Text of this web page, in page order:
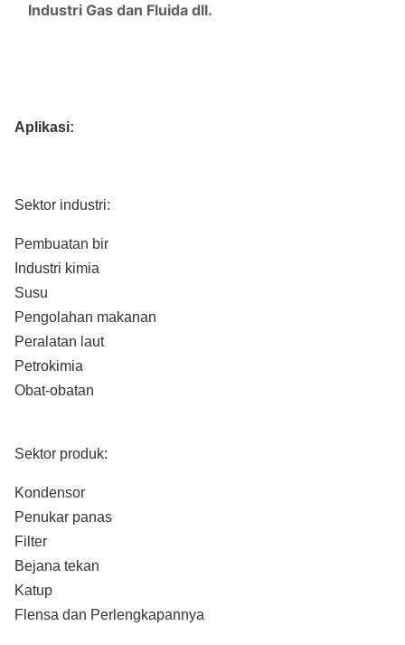
Industri Gas dan Fluida dll.
Aplikasi:
Sektor industri:
Pembuatan bir
Industri kimia
Susu
Pengolahan makanan
Peralatan laut
Petrokimia
Obat-obatan
Sektor produk:
Kondensor
Penukar panas
Filter
Bejana tekan
Katup
Flensa dan Perlengkapannya